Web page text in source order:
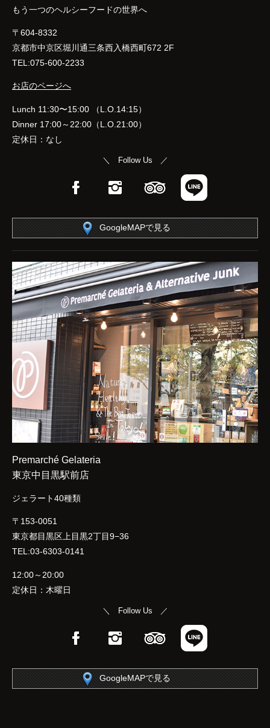
もう一つのヘルシーフードの世界へ
〒604-8332
京都市中京区堀川通三条西入橋西町672 2F
TEL:075-600-2233
お店のページへ
Lunch 11:30〜15:00 （L.O.14:15）
Dinner 17:00～22:00（L.O.21:00）
定休日：なし
＼ Follow Us ／
FacebookInstagramTripAdvisor
GoogleMAPで見る
Premarché Gelateria
東京中目黒駅前店
ジェラート40種類
〒153-0051
東京都目黒区上目黒2丁目9−36
TEL:03-6303-0141
12:00～20:00
定休日：木曜日
＼ Follow Us ／
FacebookInstagramTripAdvisor
GoogleMAPで見る